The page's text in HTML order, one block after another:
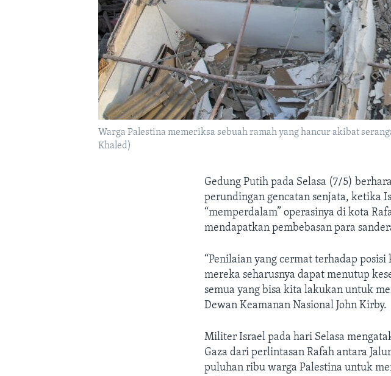
Warga Palestina memeriksa sebuah ramah yang hancur akibat
Khaled)
Gedung Putih pada Selasa (7/5)
perundingan gencatan senjata, ketika
“memperdalam” operasinya di kota
mendapatkan pembebasan para
“Penilaian yang cermat terhadap
mereka seharusnya dapat menutup
semua yang bisa kita lakukan untuk
Dewan Keamanan Nasional John Kirby.
Militer Israel pada hari Selasa
Gaza dari perlintasan Rafah antara
puluhan ribu warga Palestina untuk